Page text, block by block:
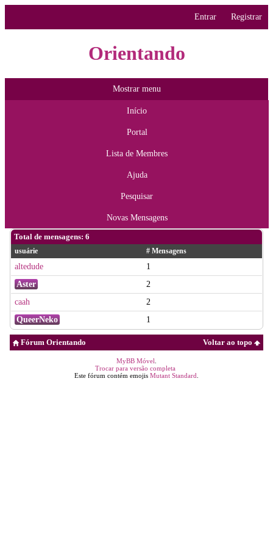
Entrar Registrar
Orientando
Mostrar menu
Início
Portal
Lista de Membres
Ajuda
Pesquisar
Novas Mensagens
Total de mensagens: 6
usuárie # Mensagens
altedude
1
Aster
2
caah
2
QueerNeko
1
Voltar ao topo
Fórum Orientando
MyBB Móvel
Trocar para versão completa
Este fórum contém emojis Mutant Standard